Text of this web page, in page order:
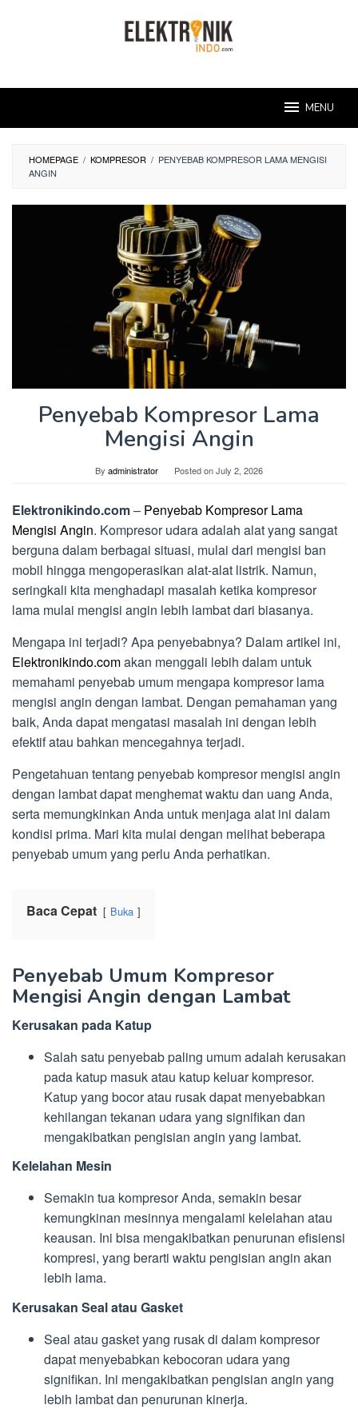
MENU
HOMEPAGE / KOMPRESOR / PENYEBAB KOMPRESOR LAMA MENGISI
ANGIN
Penyebab Kompresor Lama
Mengisi Angin
By administrator Posted onJuly 2, 2026
Elektronikindo.com– Penyebab Kompresor Lama
Mengisi Angin. Kompresor udara adalah alat yang sangat
berguna dalam berbagai situasi, mulai dari mengisi ban
mobil hingga mengoperasikan alat-alat listrik. Namun,
seringkali kita menghadapi masalah ketika kompresor
lama mulai mengisi angin lebih lambat dari biasanya.
Mengapa ini terjadi? Apa penyebabnya? Dalam artikel ini,
Elektronikindo.comakan menggali lebih dalam untuk
memahami penyebab umum mengapa kompresor lama
mengisi angin dengan lambat. Dengan pemahaman yang
baik, Anda dapat mengatasi masalah ini dengan lebih
efektif atau bahkan mencegahnya terjadi.
Pengetahuan tentang penyebab kompresor mengisi angin
dengan lambat dapat menghemat waktu dan uang Anda,
serta memungkinkan Anda untuk menjaga alat ini dalam
kondisi prima. Mari kita mulai dengan melihat beberapa
penyebab umum yang perlu Anda perhatikan.
Baca Cepat Buka
Penyebab Umum Kompresor
Mengisi Angin dengan Lambat
Kerusakan pada Katup
Salah satu penyebab paling umum adalah kerusakan
pada katup masuk atau katup keluar kompresor.
Katup yang bocor atau rusak dapat menyebabkan
kehilangan tekanan udara yang signifikan dan
mengakibatkan pengisian angin yang lambat.
Kelelahan Mesin
Semakin tua kompresor Anda, semakin besar
kemungkinan mesinnya mengalami kelelahan atau
keausan. Ini bisa mengakibatkan penurunan efisiensi
kompresi, yang berarti waktu pengisian angin akan
lebih lama.
Kerusakan Seal atau Gasket
Seal atau gasket yang rusak di dalam kompresor
dapat menyebabkan kebocoran udara yang
signifikan. Ini mengakibatkan pengisian angin yang
lebih lambat dan penurunan kinerja.